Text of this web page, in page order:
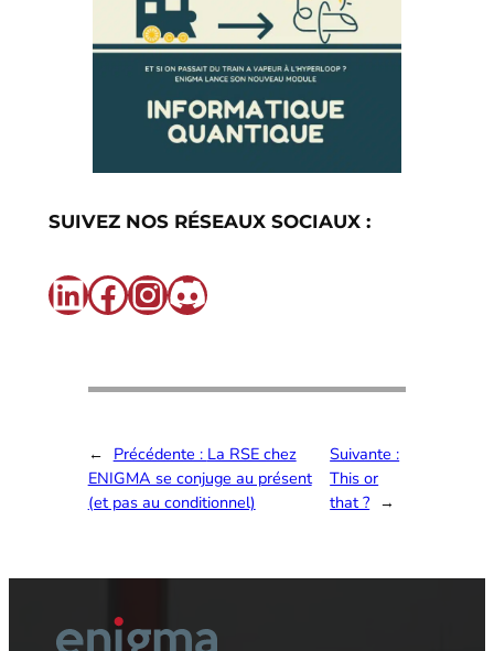
SUIVEZ NOS RÉSEAUX SOCIAUX :
LinkedIn
Facebook
Instagram
Discord
← Précédente : La RSE chez
ENIGMA se conjuge au présent
(et pas au conditionnel)
Suivante :
This or
that ? →